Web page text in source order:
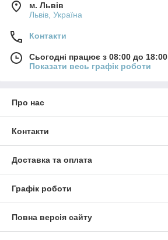
м. Львів
Львів, Україна
Контакти
Сьогодні працює з 08:00 до 18:00
Показати весь графік роботи
Про нас
Контакти
Доставка та оплата
Графік роботи
Повна версія сайту